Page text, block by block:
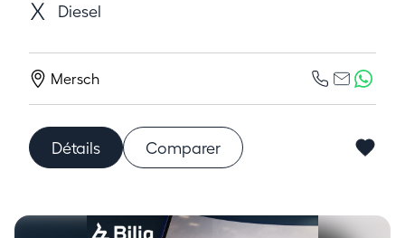
Diesel
Mersch
Détails Comparer